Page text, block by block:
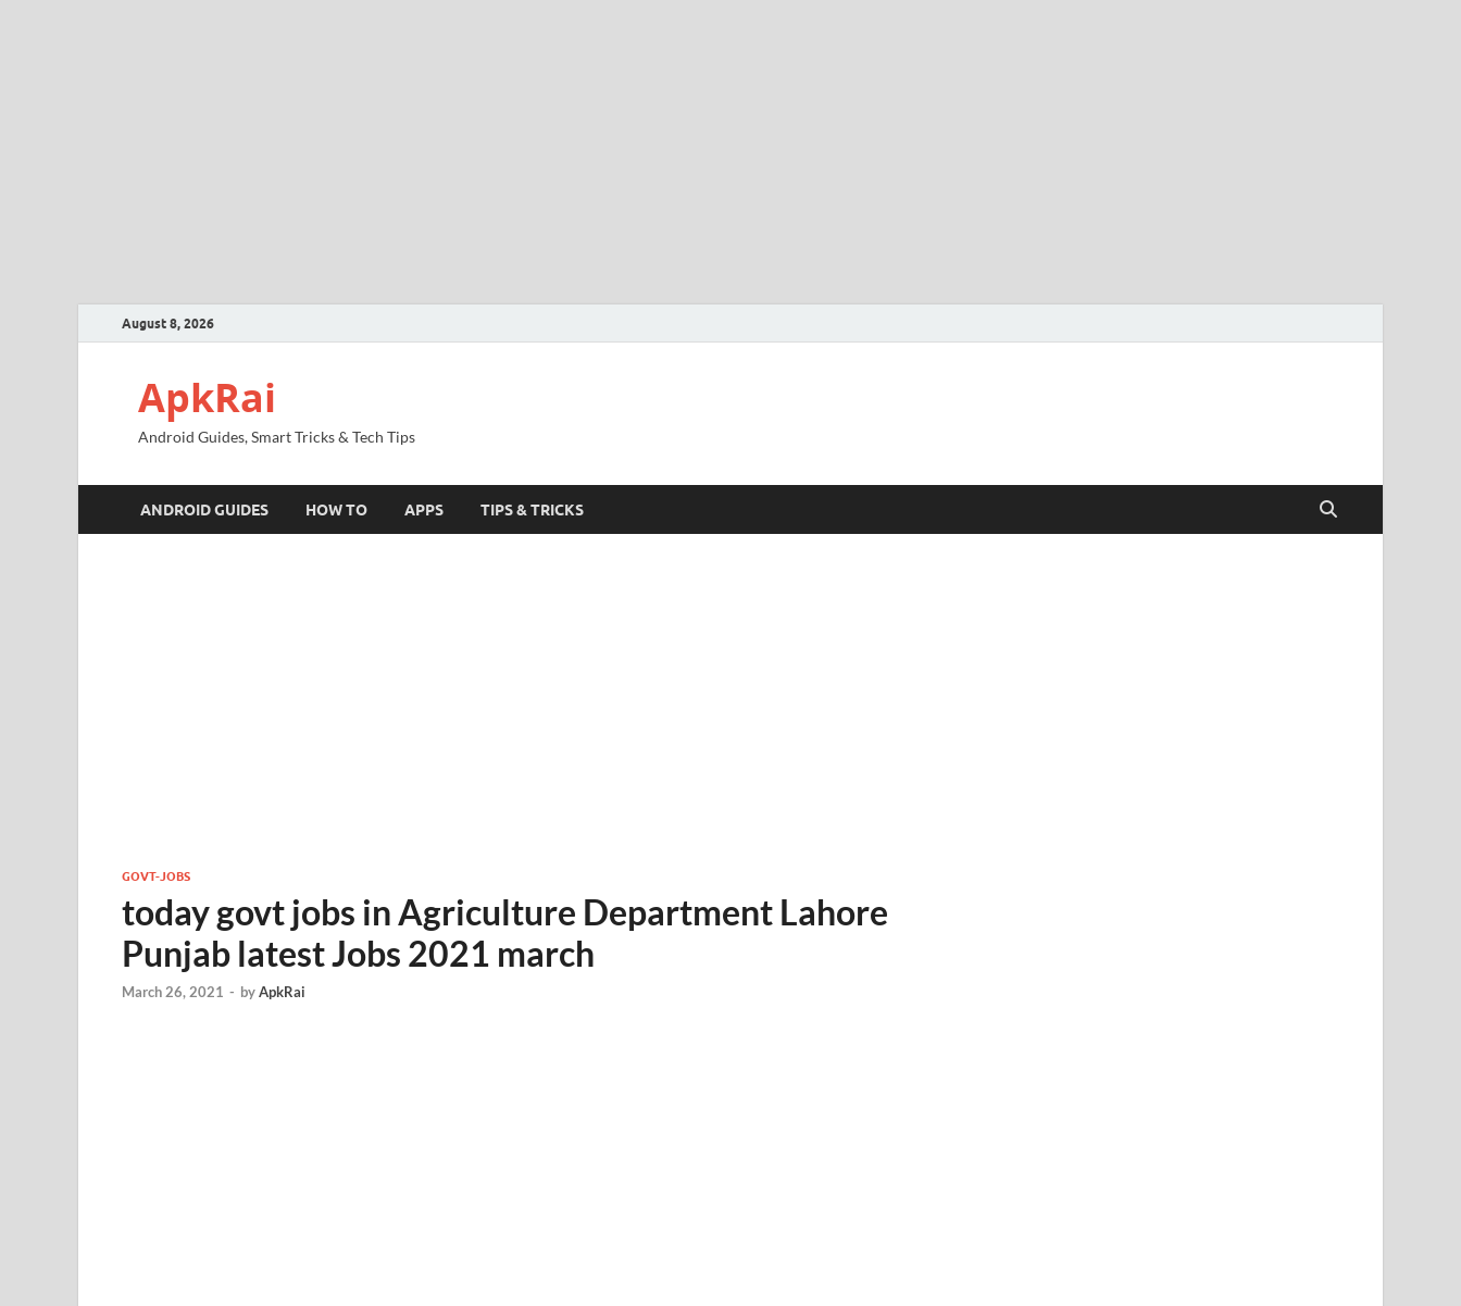
August 8, 2026
ApkRai
Android Guides, Smart Tricks & Tech Tips
ANDROID GUIDES HOW TO APPS TIPS & TRICKS
GOVT-JOBS
today govt jobs in Agriculture Department Lahore
Punjab latest Jobs 2021 march
March 26, 2021 - byApkRai